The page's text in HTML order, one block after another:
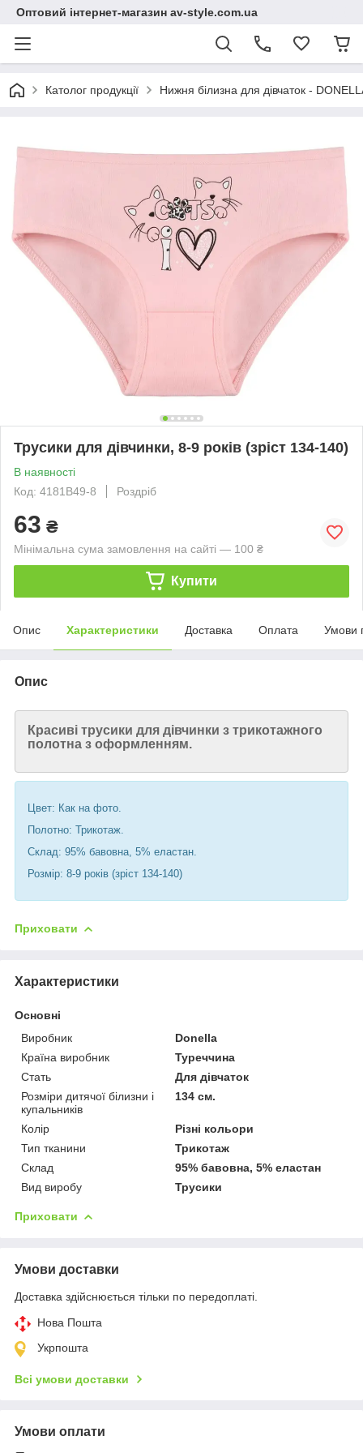
Оптовий інтернет-магазин av-style.com.ua
Католог продукції Нижня білизна для дівчаток -
Трусики для дівчинки, 8-9 років (зріст 134-140)
В наявності
Код: 4181B49-8
Роздріб
63 ₴
Мінімальна сума замовлення на сайті — 100 ₴
Купити
Опис Характеристики Доставка Оплата Умови
Опис
Красиві трусики для дівчинки з трикотажного
полотна з оформленням.
Цвет: Как на фото.
Полотно: Трикотаж.
Склад: 95% бавовна, 5% еластан.
Розмір: 8-9 років (зріст 134-140)
Приховати
Характеристики
Основні
Виробник
Donella
Країна виробник
Туреччина
Стать
Для дівчаток
Розміри дитячої білизни і
купальників
134 см.
Колір
Різні кольори
Тип тканини
Трикотаж
Склад
95% бавовна, 5% еластан
Вид виробу
Трусики
Приховати
Умови доставки
Доставка здійснюється тільки по передоплаті.
Нова Пошта
Укрпошта
Всі умови доставки
Умови оплати